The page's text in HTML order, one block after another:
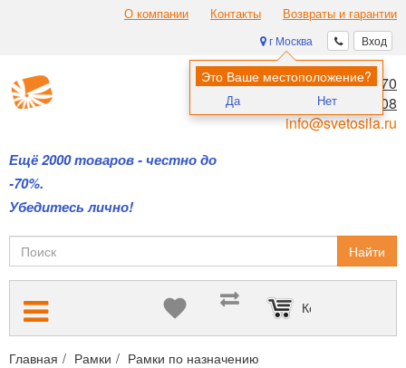
О компании Контакты Возвраты и гарантии
Вход
г Москва
Это Ваше местоположение?
Да Нет
Ещё 2000 товаров - честно до
-70%.
Убедитесь лично!
8 (495) 970-00-70
8 (800) 700-11-08
info@svetosila.ru
Найти
Корзина пуста
Главная Рамки Рамки по назначению